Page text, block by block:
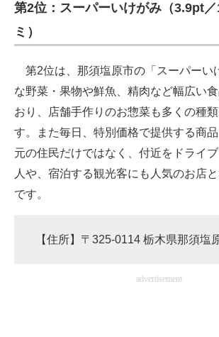
モノづくり技術者専門サイト
エレクトロニクス専門サイト
電子設計の基本と応用
エネルギーの専門メディア
建設×テクノロジーの最前線
ちょっと気になるネットの話題
第2位：スーパーいけがみ（3.9pt
ミ）
第2位は、那須塩原市の「スーパーい
な野菜・果物や鮮魚、精肉など幅広い
おり、店舗手作りのお惣菜も多くの種
す。また毎日、特別価格で提供する商
元の住民だけではなく、付近をドライ
人や、宿泊する観光客にも人気のお店
です。
【住所】〒325-0114 栃木県那須塩
advertisement